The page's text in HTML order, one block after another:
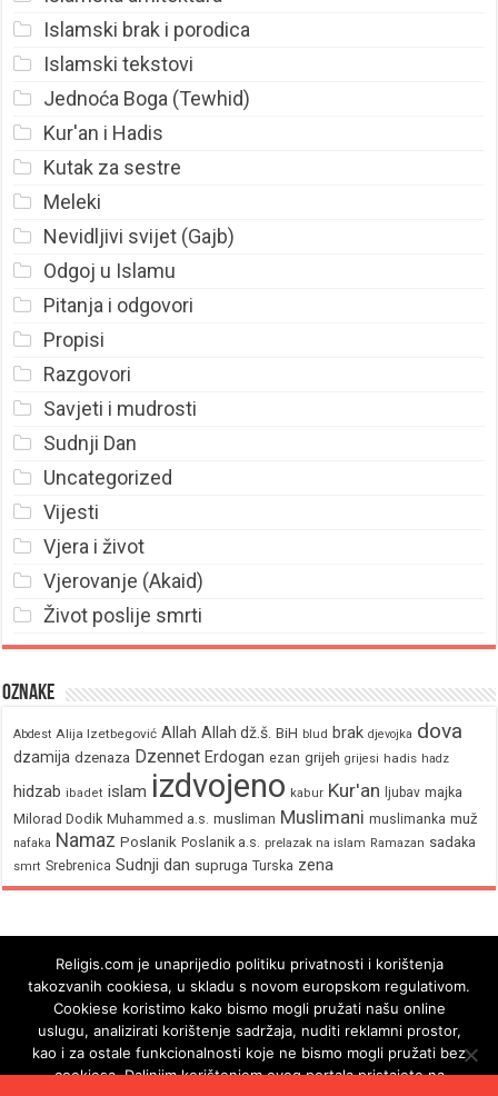
Islamski brak i porodica
Islamski tekstovi
Jednoća Boga (Tewhid)
Kur'an i Hadis
Kutak za sestre
Meleki
Nevidljivi svijet (Gajb)
Odgoj u Islamu
Pitanja i odgovori
Propisi
Razgovori
Savjeti i mudrosti
Sudnji Dan
Uncategorized
Vijesti
Vjera i život
Vjerovanje (Akaid)
Život poslije smrti
Oznake
Abdest Alija Izetbegović Allah Allah dž.š. BiH blud brak djevojka dova
dzamija dzenaza Dzennet Erdogan ezan grijeh grijesi hadis hadz
hidzab ibadet islam izdvojeno kabur Kur'an ljubav majka
Milorad Dodik Muhammed a.s. musliman Muslimani muslimanka muž
nafaka Namaz Poslanik Poslanik a.s. prelazak na islam Ramazan sadaka
smrt Srebrenica Sudnji dan supruga Turska zena
Religis.com je unaprijedio politiku privatnosti i korištenja
takozvanih cookiesa, u skladu s novom europskom regulativom.
Cookiese koristimo kako bismo mogli pružati našu online
uslugu, analizirati korištenje sadržaja, nuditi reklamni prostor,
kao i za ostale funkcionalnosti koje ne bismo mogli pružati bez
cookiesa. Daljnjim korištenjem ovog portala pristajete na